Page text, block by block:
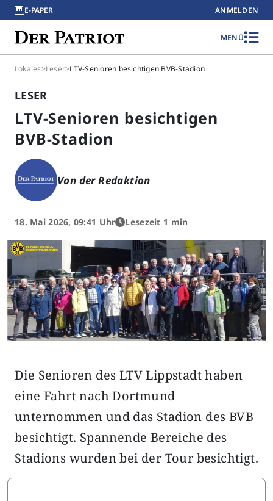
E-PAPER ANMELDEN
MENÜ
Lokales>Leser>LTV-Senioren besichtigen BVB-Stadion
LESER
LTV-Senioren besichtigen
BVB-Stadion
Von der Redaktion
18. Mai 2026, 09:41 Uhr Lesezeit 1 min
Die Senioren des LTV Lippstadt haben
eine Fahrt nach Dortmund
unternommen und das Stadion des BVB
besichtigt. Spannende Bereiche des
Stadions wurden bei der Tour besichtigt.